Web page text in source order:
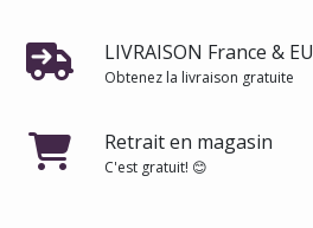
LIVRAISON France & EU
Obtenez la livraison gratuite
Retrait en magasin
C'est gratuit! 😊